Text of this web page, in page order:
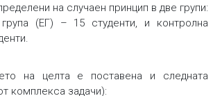
на случаен принцип в две групи:
група (ЕГ) – 15 студенти, и контролна
на целта е поставена и следната
комплекса задачи):